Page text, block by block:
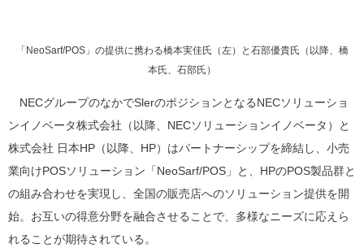
「NeoSarf/POS」の提供に携わる橋本実佳氏（左）と石部優貴氏（以降、橋
本氏、石部氏）
NECグループのなかでSlerのポジションとなるNECソリューショ
ンイノベータ株式会社（以降、NECソリューションイノベータ）と
株式会社 日本HP（以降、HP）はパートナーシップを締結し、小売
業向けPOSソリューション「NeoSarf/POS」と、HPのPOS製品群と
の組み合わせを実現し、全国の販売店へのソリューション提供を開
始。お互いの得意分野を融合させることで、多様なニーズに応えら
れることが期待されている。